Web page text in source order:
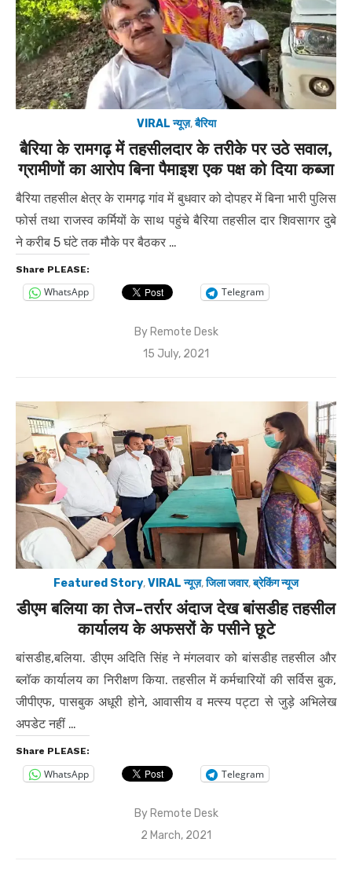
VIRAL न्यूज़,बैरिया
बैरिया के रामगढ़ में तहसीलदार के तरीके पर उठे सवाल,
ग्रामीणों का आरोप बिना पैमाइश एक पक्ष को दिया कब्जा
बैरिया तहसील क्षेत्र के रामगढ़ गांव में बुधवार को दोपहर में बिना भारी पुलिस
फोर्स तथा राजस्व कर्मियों के साथ पहुंचे बैरिया तहसील दार शिवसागर दुबे
ने करीब 5 घंटे तक मौके पर बैठकर …
Share PLEASE:
WhatsApp Telegram
By Remote Desk
Posted
15 July, 2021
Featured Story,VIRAL न्यूज़,जिला जवार,ब्रेकिंग न्यूज
डीएम बलिया का तेज-तर्रार अंदाज देख बांसडीह तहसील
कार्यालय के अफसरों के पसीने छूटे
बांसडीह,बलिया. डीएम अदिति सिंह ने मंगलवार को बांसडीह तहसील और
ब्लॉक कार्यालय का निरीक्षण किया. तहसील में कर्मचारियों की सर्विस बुक,
जीपीएफ, पासबुक अधूरी होने, आवासीय व मत्स्य पट्टा से जुड़े अभिलेख
अपडेट नहीं …
Share PLEASE:
WhatsApp Telegram
By Remote Desk
Posted
2 March, 2021